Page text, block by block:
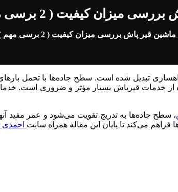
کیفیت ( 2 برسی مهم )
قیر پاش بررسی میزان کیفیت ( 2 برسی مهم )
تبدیل شده است. سطح جاده‌ها با تحمل
خدمات قیرپاش بسیار مؤثر و ضروری است.
، سطح جاده‌ها به تدریج تقویت می‌شود و عمر مفید
فراهم می‌کند تا پایان این مقاله همراه سایت احمدی